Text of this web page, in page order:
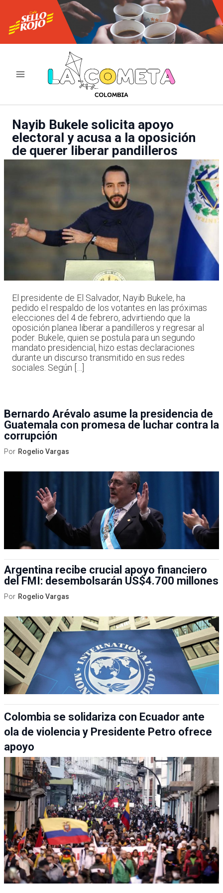
contenido
Nayib Bukele solicita apoyo
electoral y acusa a la oposición
de querer liberar pandilleros
El presidente de El Salvador, Nayib Bukele, ha
pedido el respaldo de los votantes en las próximas
elecciones del 4 de febrero, advirtiendo que la
oposición planea liberar a pandilleros y regresar al
poder. Bukele, quien se postula para un segundo
mandato presidencial, hizo estas declaraciones
durante un discurso transmitido en sus redes
sociales. Según […]
Bernardo Arévalo asume la presidencia de
Guatemala con promesa de luchar contra la
corrupción
Por Rogelio Vargas
Argentina recibe crucial apoyo financiero
del FMI: desembolsarán US$4.700 millones
Por Rogelio Vargas
Colombia se solidariza con Ecuador ante
ola de violencia y Presidente Petro ofrece
apoyo